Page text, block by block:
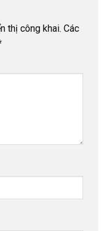
thị công khai. Các